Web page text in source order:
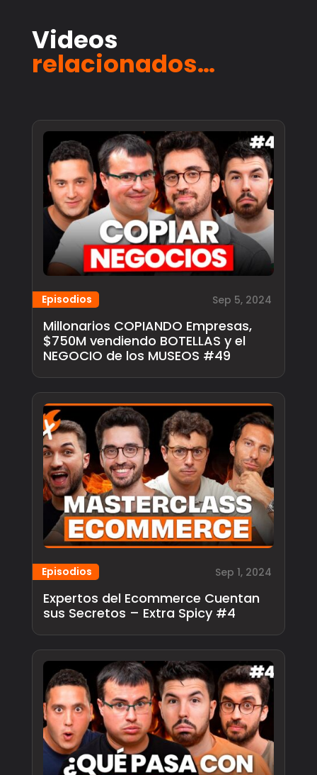
Videos
relacionados…
Episodios Sep 5, 2024
Millonarios COPIANDO Empresas,
$750M vendiendo BOTELLAS y el
NEGOCIO de los MUSEOS #49
Episodios Sep 1, 2024
Expertos del Ecommerce Cuentan
sus Secretos – Extra Spicy #4